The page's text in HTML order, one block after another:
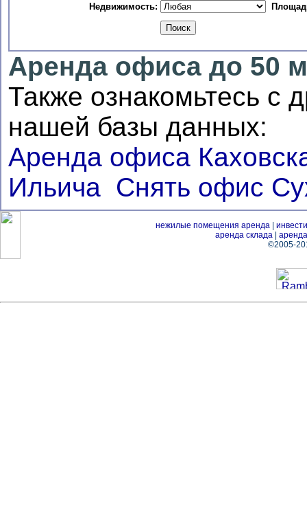
Недвижимость:
Аренда офиса до 50
Также ознакомьтесь с
нашей базы данных:
Аренда офиса
Ильича Снять офис
нежилые помещения аренда|
аренда склада|
©2005-